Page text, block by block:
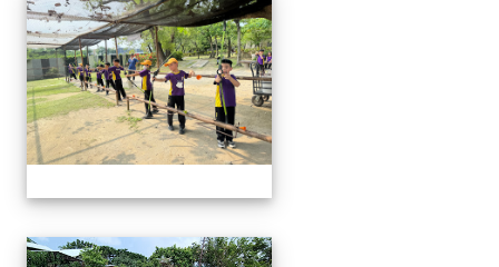
114學年二年級戶外教學